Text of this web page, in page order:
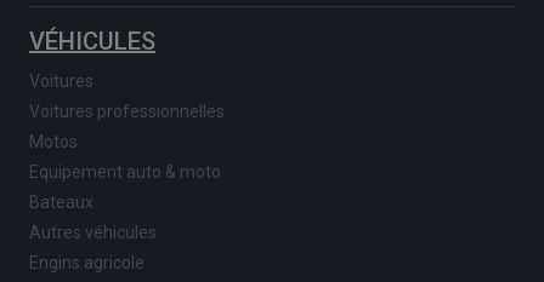
VÉHICULES
Voitures
Voitures professionnelles
Motos
Equipement auto & moto
Bateaux
Autres véhicules
Engins agricole